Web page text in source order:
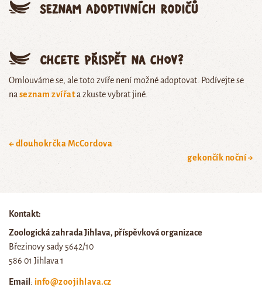
Seznam adoptivních rodičů
Chcete přispět na chov?
Omlouváme se, ale toto zvíře není možné adoptovat. Podívejte se
na seznam zvířata zkuste vybrat jiné.
← dlouhokrčka McCordova
gekončík noční →
Kontakt:
Zoologická zahrada Jihlava, příspěvková organizace
Březinovy sady 5642/10
586 01 Jihlava 1
Email: info@zoojihlava.cz